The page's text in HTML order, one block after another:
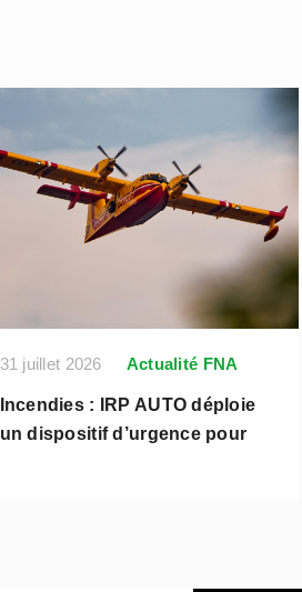
31 juillet 2026 Actualité FNA
Incendies : IRP AUTO déploie
un dispositif d’urgence pour